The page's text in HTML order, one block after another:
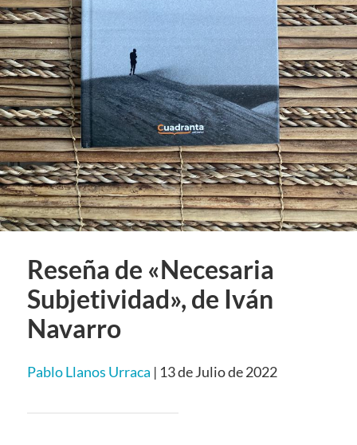
Reseña de «Necesaria
Subjetividad», de Iván
Navarro
Pablo Llanos Urraca | 13 de Julio de 2022